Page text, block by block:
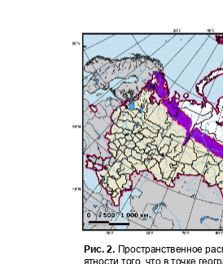
Рис. 2. Пространственное
ятности того, что в точке